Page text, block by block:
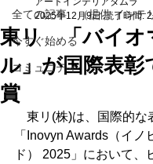
全ての記事 （提供 インテ
今すぐ始める
コミュニティ
東リ 「バイオ
ル」が国際表彰
賞
2025年12月9日 読了時間:
東リ(株)は、国際的な
「Inovyn Awards（イノ
ド） 2025」において、